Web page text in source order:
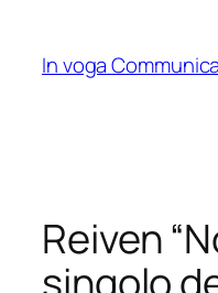
content
In voga
Reiven